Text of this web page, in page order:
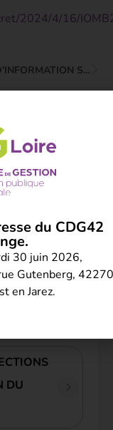
2024/4/16/
LETTRE D’INFORMATION SANTÉ SÉCURITÉ AU TRAVAIL N°12
et
: les
la
DU
du CDG42
30 juin 2026,
Gutenberg,
en Jarez.